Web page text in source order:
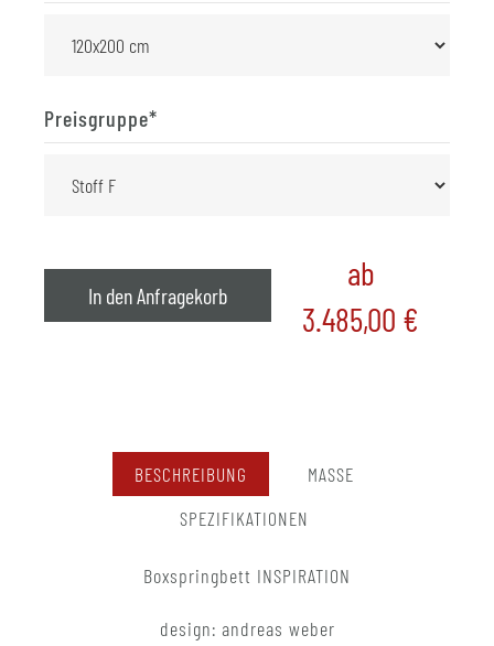
Preisgruppe*
In den Anfragekorb
ab
3.485,00 €
BESCHREIBUNG
MASSE
SPEZIFIKATIONEN
Boxspringbett INSPIRATION
design: andreas weber